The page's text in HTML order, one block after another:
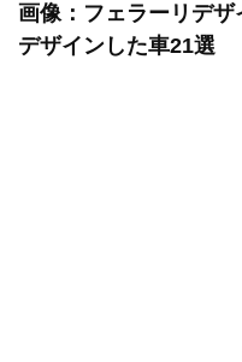
画像：フェラーリデ
デザインした車21選